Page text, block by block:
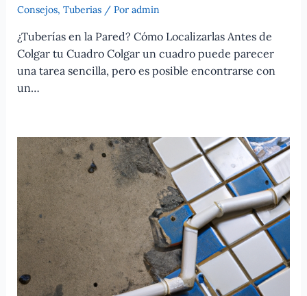
Consejos, Tuberias/ Por admin
¿Tuberías en la Pared? Cómo Localizarlas Antes de
Colgar tu Cuadro Colgar un cuadro puede parecer
una tarea sencilla, pero es posible encontrarse con
un…